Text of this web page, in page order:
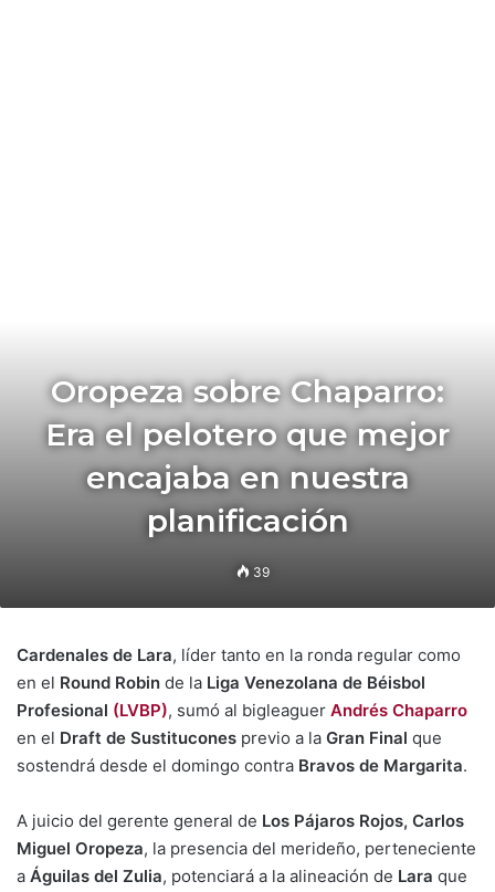
Oropeza sobre Chaparro:
Era el pelotero que mejor
encajaba en nuestra
planificación
39
Cardenales de Lara, líder tanto en la ronda regular como
en el Round Robin de la Liga Venezolana de Béisbol
Profesional (LVBP), sumó al bigleaguer Andrés Chaparro
en el Draft de Sustitucones previo a la Gran Final que
sostendrá desde el domingo contra Bravos de Margarita.
A juicio del gerente general de Los Pájaros Rojos, Carlos
Miguel Oropeza, la presencia del merideño, perteneciente
a Águilas del Zulia, potenciará a la alineación de Lara que